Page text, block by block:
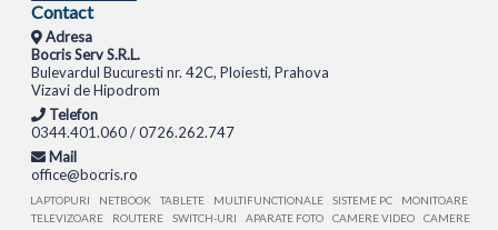
Contact
Adresa
Bocris Serv S.R.L.
Bulevardul Bucuresti nr. 42C, Ploiesti, Prahova
Vizavi de Hipodrom
Telefon
0344.401.060 / 0726.262.747
Mail
office@bocris.ro
LAPTOPURI NETBOOK TABLETE MULTIFUNCTIONALE SISTEME PC
MONITOARE
TELEVIZOARE
ROUTERE SWITCH-URI APARATE FOTO CAMERE VIDEO
CAMERE